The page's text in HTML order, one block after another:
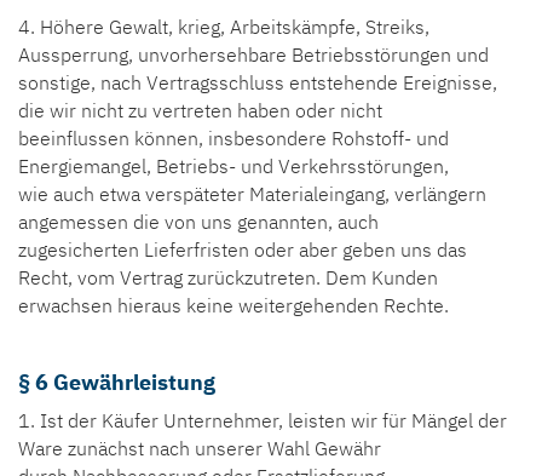
4. Höhere Gewalt, krieg, Arbeitskämpfe, Streiks,
Aussperrung, unvorhersehbare Betriebsstörungen und
sonstige, nach Vertragsschluss entstehende Ereignisse,
die wir nicht zu vertreten haben oder nicht
beeinflussen können, insbesondere Rohstoff- und
Energiemangel, Betriebs- und Verkehrsstörungen,
wie auch etwa verspäteter Materialeingang, verlängern
angemessen die von uns genannten, auch
zugesicherten Lieferfristen oder aber geben uns das
Recht, vom Vertrag zurückzutreten. Dem Kunden
erwachsen hieraus keine weitergehenden Rechte.
§ 6 Gewährleistung
1. Ist der Käufer Unternehmer, leisten wir für Mängel der
Ware zunächst nach unserer Wahl Gewähr